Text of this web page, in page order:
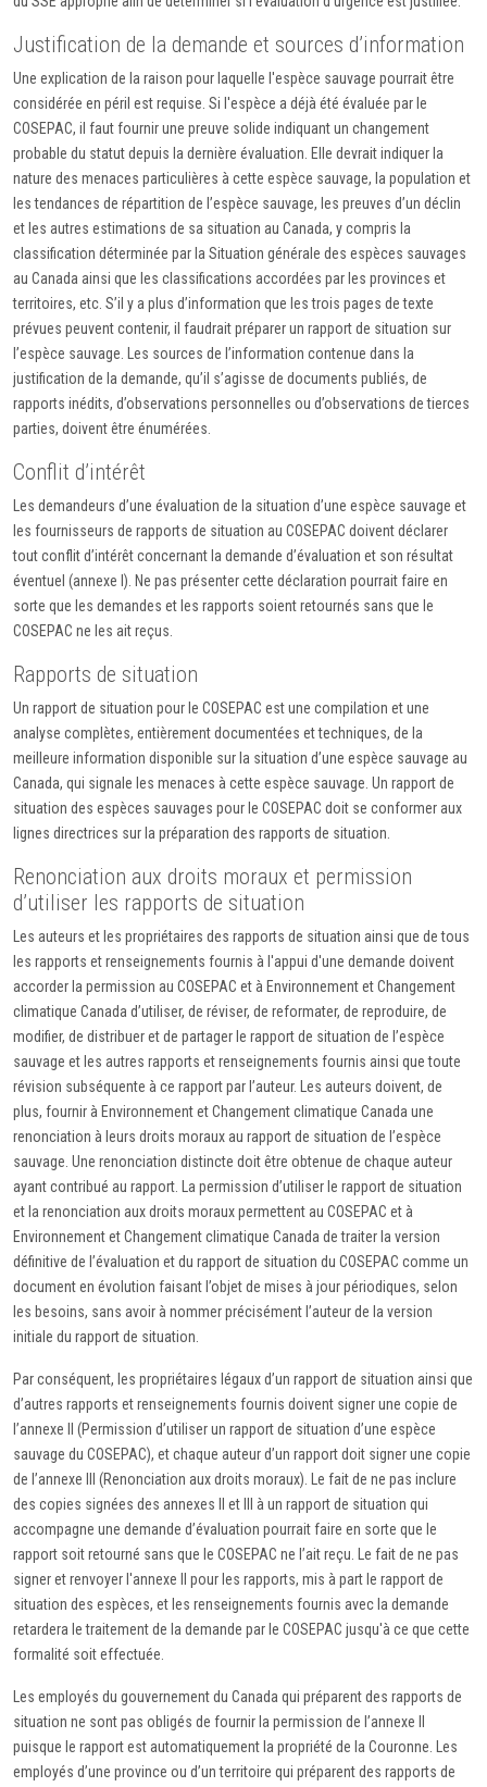
Justification de la demande et sources d’information
Une explication de la raison pour laquelle l'espèce sauvage pourrait être
considérée en péril est requise. Si l'espèce a déjà été évaluée par le
COSEPAC, il faut fournir une preuve solide indiquant un changement
probable du statut depuis la dernière évaluation. Elle devrait indiquer la
nature des menaces particulières à cette espèce sauvage, la population et
les tendances de répartition de l’espèce sauvage, les preuves d’un déclin
et les autres estimations de sa situation au Canada, y compris la
classification déterminée par la Situation générale des espèces sauvages
au Canada ainsi que les classifications accordées par les provinces et
territoires, etc. S’il y a plus d’information que les trois pages de texte
prévues peuvent contenir, il faudrait préparer un rapport de situation sur
l’espèce sauvage. Les sources de l’information contenue dans la
justification de la demande, qu’il s’agisse de documents publiés, de
rapports inédits, d’observations personnelles ou d’observations de tierces
parties, doivent être énumérées.
Conflit d’intérêt
Les demandeurs d’une évaluation de la situation d’une espèce sauvage et
les fournisseurs de rapports de situation au COSEPAC doivent déclarer
tout conflit d’intérêt concernant la demande d’évaluation et son résultat
éventuel (annexe I). Ne pas présenter cette déclaration pourrait faire en
sorte que les demandes et les rapports soient retournés sans que le
COSEPAC ne les ait reçus.
Rapports de situation
Un rapport de situation pour le COSEPAC est une compilation et une
analyse complètes, entièrement documentées et techniques, de la
meilleure information disponible sur la situation d’une espèce sauvage au
Canada, qui signale les menaces à cette espèce sauvage. Un rapport de
situation des espèces sauvages pour le COSEPAC doit se conformer aux
lignes directrices sur la préparation des rapports de situation.
Renonciation aux droits moraux et permission
d’utiliser les rapports de situation
Les auteurs et les propriétaires des rapports de situation ainsi que de tous
les rapports et renseignements fournis à l'appui d'une demande doivent
accorder la permission au COSEPAC et à Environnement et Changement
climatique Canada d’utiliser, de réviser, de reformater, de reproduire, de
modifier, de distribuer et de partager le rapport de situation de l’espèce
sauvage et les autres rapports et renseignements fournis ainsi que toute
révision subséquente à ce rapport par l’auteur. Les auteurs doivent, de
plus, fournir à Environnement et Changement climatique Canada une
renonciation à leurs droits moraux au rapport de situation de l’espèce
sauvage. Une renonciation distincte doit être obtenue de chaque auteur
ayant contribué au rapport. La permission d’utiliser le rapport de situation
et la renonciation aux droits moraux permettent au COSEPAC et à
Environnement et Changement climatique Canada de traiter la version
définitive de l’évaluation et du rapport de situation du COSEPAC comme un
document en évolution faisant l’objet de mises à jour périodiques, selon
les besoins, sans avoir à nommer précisément l’auteur de la version
initiale du rapport de situation.
Par conséquent, les propriétaires légaux d’un rapport de situation ainsi que
d’autres rapports et renseignements fournis doivent signer une copie de
l’annexe II (Permission d’utiliser un rapport de situation d’une espèce
sauvage du COSEPAC), et chaque auteur d’un rapport doit signer une copie
de l’annexe III (Renonciation aux droits moraux). Le fait de ne pas inclure
des copies signées des annexes II et III à un rapport de situation qui
accompagne une demande d’évaluation pourrait faire en sorte que le
rapport soit retourné sans que le COSEPAC ne l’ait reçu. Le fait de ne pas
signer et renvoyer l'annexe II pour les rapports, mis à part le rapport de
situation des espèces, et les renseignements fournis avec la demande
retardera le traitement de la demande par le COSEPAC jusqu'à ce que cette
formalité soit effectuée.
Les employés du gouvernement du Canada qui préparent des rapports de
situation ne sont pas obligés de fournir la permission de l’annexe II
puisque le rapport est automatiquement la propriété de la Couronne. Les
employés d’une province ou d’un territoire qui préparent des rapports de